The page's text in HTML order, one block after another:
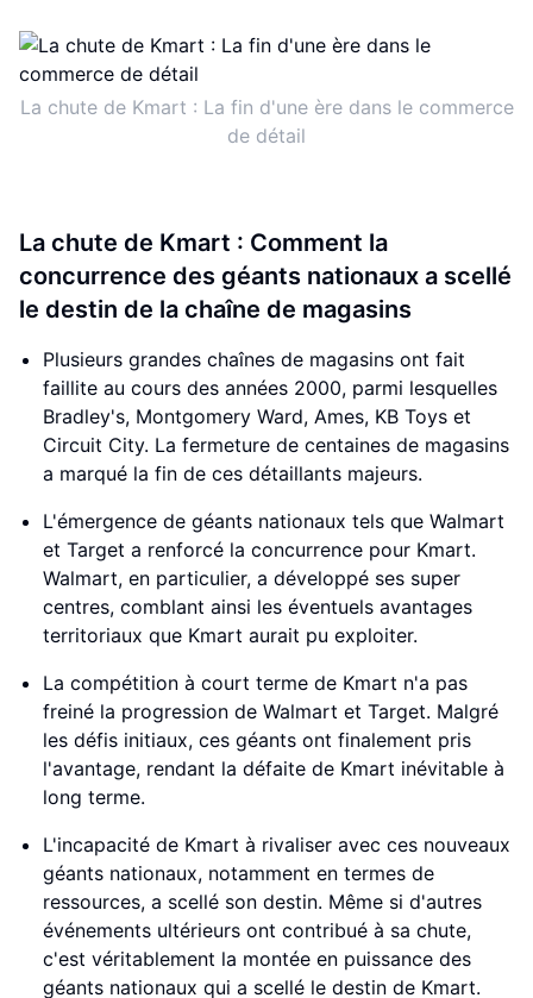
La chute de Kmart : La fin d'une ère dans le commerce
de détail
La chute de Kmart : Comment la
concurrence des géants nationaux a scellé
le destin de la chaîne de magasins
Plusieurs grandes chaînes de magasins ont fait
faillite au cours des années 2000, parmi lesquelles
Bradley's, Montgomery Ward, Ames, KB Toys et
Circuit City. La fermeture de centaines de magasins
a marqué la fin de ces détaillants majeurs.
L'émergence de géants nationaux tels que Walmart
et Target a renforcé la concurrence pour Kmart.
Walmart, en particulier, a développé ses super
centres, comblant ainsi les éventuels avantages
territoriaux que Kmart aurait pu exploiter.
La compétition à court terme de Kmart n'a pas
freiné la progression de Walmart et Target. Malgré
les défis initiaux, ces géants ont finalement pris
l'avantage, rendant la défaite de Kmart inévitable à
long terme.
L'incapacité de Kmart à rivaliser avec ces nouveaux
géants nationaux, notamment en termes de
ressources, a scellé son destin. Même si d'autres
événements ultérieurs ont contribué à sa chute,
c'est véritablement la montée en puissance des
géants nationaux qui a scellé le destin de Kmart.